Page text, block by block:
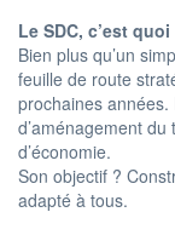
Le SDC, c’est quoi
Bien plus qu’un
feuille de route
prochaines
d’aménagement du
d’économie.
Son objectif ?
adapté à tous.